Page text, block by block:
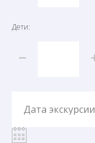
Дети:
Дата экскурсии